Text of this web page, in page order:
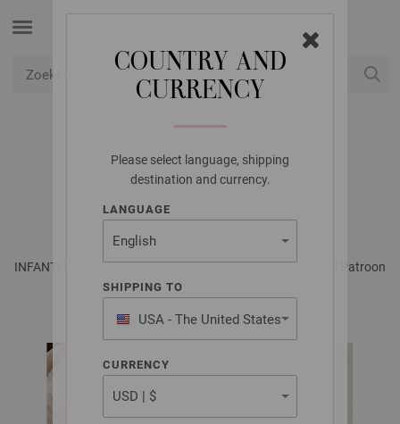
COUNTRY AND
CURRENCY
Please select language, shipping
destination and currency.
LANGUAGE
SHIPPING TO
USA - The United States
of America
CURRENCY
LANA GROSSA
DEKEN ECOPUNO
INFANTI No. 22 - Tijdschrift (DE) + Breibeschrijvingen (NL) | Patroon